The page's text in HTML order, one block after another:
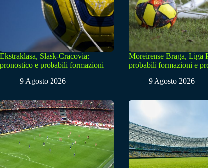
Ekstraklasa, Slask-Cracovia:
pronostico e probabili formazioni
9 Agosto 2026
Moreirense Braga, Liga
probabili formazioni e
9 Agosto 2026